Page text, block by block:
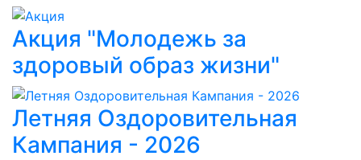
Акция "Молодежь за
здоровый образ жизни"
Летняя Оздоровительная
Кампания - 2026